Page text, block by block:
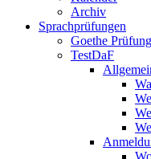
Archiv
Sprachprüfungen
Goethe
TestDaF